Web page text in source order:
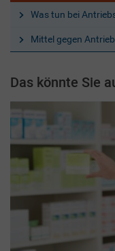
Was tun bei
Mittel gegen
Das könnte Sie